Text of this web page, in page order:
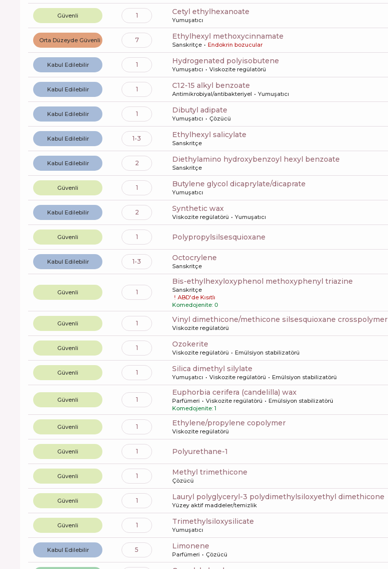
Güvenli 1 cetyl ethylhexanoate
Yumuşatıcı
Orta Düzeyde Güvenli 7 ethylhexyl methoxycinnamate
Sanskritçe Endokrin bozucular
Kabul Edilebilir 1 hydrogenated polyisobutene
Yumuşatıcı Viskozite regülatörü
Kabul Edilebilir 1 c12-15 alkyl benzoate
Antimikrobiyal/antibakteriyel Yumuşatıcı
Kabul Edilebilir 1 dibutyl adipate
Yumuşatıcı Çözücü
Kabul Edilebilir 1-3 ethylhexyl salicylate
Sanskritçe
Kabul Edilebilir 2 diethylamino hydroxybenzoyl hexyl benzoate
Sanskritçe
Güvenli 1 butylene glycol dicaprylate/dicaprate
Yumuşatıcı
Kabul Edilebilir 2 synthetic wax
Viskozite regülatörü Yumuşatıcı
Güvenli 1 polypropylsilsesquioxane
Kabul Edilebilir 1-3 octocrylene
Sanskritçe
Güvenli 1
bis-ethylhexyloxyphenol methoxyphenyl triazine
Sanskritçe
! ABD'de Kısıtlı
Komedojenite: 0
Güvenli 1 vinyl dimethicone/methicone silsesquioxane crosspolymer
Viskozite regülatörü
Güvenli 1 ozokerite
Viskozite regülatörü Emülsiyon stabilizatörü
Güvenli 1 silica dimethyl silylate
Yumuşatıcı Viskozite regülatörü Emülsiyon stabilizatörü
Güvenli 1
euphorbia cerifera (candelilla) wax
Parfümeri Viskozite regülatörü
Emülsiyon stabilizatörü
Komedojenite: 1
Güvenli 1 ethylene/propylene copolymer
Viskozite regülatörü
Güvenli 1 polyurethane-1
Güvenli 1 methyl trimethicone
Çözücü
Güvenli 1 lauryl polyglyceryl-3 polydimethylsiloxyethyl dimethicone
Yüzey aktif maddeler/temizlik
Güvenli 1 trimethylsiloxysilicate
Yumuşatıcı
Kabul Edilebilir 5 limonene
Parfümeri Çözücü